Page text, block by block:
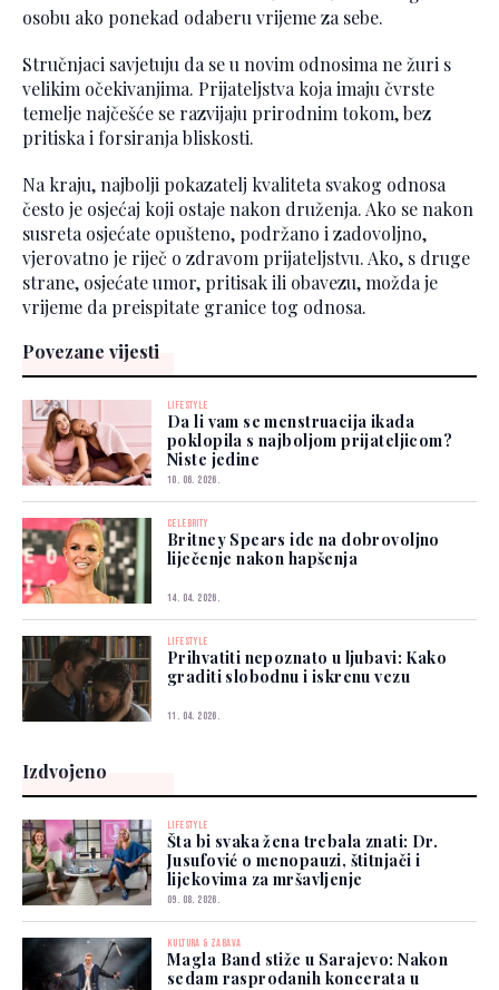
osobu ako ponekad odaberu vrijeme za sebe.
Stručnjaci savjetuju da se u novim odnosima ne žuri s
velikim očekivanjima. Prijateljstva koja imaju čvrste
temelje najčešće se razvijaju prirodnim tokom, bez
pritiska i forsiranja bliskosti.
Na kraju, najbolji pokazatelj kvaliteta svakog odnosa
često je osjećaj koji ostaje nakon druženja. Ako se nakon
susreta osjećate opušteno, podržano i zadovoljno,
vjerovatno je riječ o zdravom prijateljstvu. Ako, s druge
strane, osjećate umor, pritisak ili obavezu, možda je
vrijeme da preispitate granice tog odnosa.
Povezane vijesti
LIFESTYLE
Da li vam se menstruacija ikada
poklopila s najboljom prijateljicom?
Niste jedine
10. 06. 2026.
CELEBRITY
Britney Spears ide na dobrovoljno
liječenje nakon hapšenja
14. 04. 2026.
LIFESTYLE
Prihvatiti nepoznato u ljubavi: Kako
graditi slobodnu i iskrenu vezu
11. 04. 2026.
Izdvojeno
LIFESTYLE
Šta bi svaka žena trebala znati: Dr.
Jusufović o menopauzi, štitnjači i
lijekovima za mršavljenje
09. 08. 2026.
KULTURA & ZABAVA
Magla Band stiže u Sarajevo: Nakon
sedam rasprodanih koncerata u